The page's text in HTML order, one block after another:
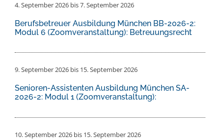
4. September 2026 bis7. September 2026
Berufsbetreuer Ausbildung München BB-2026-2:
Modul 6 (Zoomveranstaltung): Betreuungsrecht
9. September 2026 bis 15. September 2026
Senioren-Assistenten Ausbildung München SA-
2026-2: Modul 1 (Zoomveranstaltung):
10. September 2026 bis 15. September 2026